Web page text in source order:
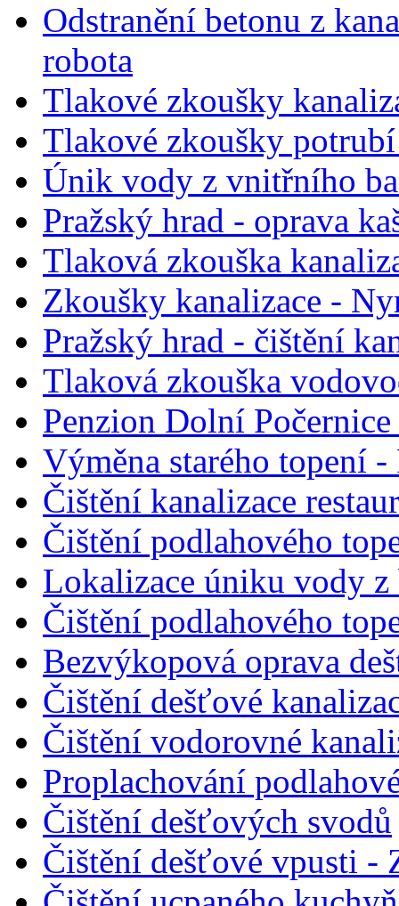
Odstranění betonu z
robota
Tlakové zkoušky
Tlakové zkoušky
Únik vody z vnitřního
Pražský hrad - oprava
Tlaková zkouška
Zkoušky kanalizace -
Pražský hrad - čištění
Tlaková zkouška
Penzion Dolní
Výměna starého topení -
Čištění kanalizace
Čištění podlahového
Lokalizace úniku vody z
Čištění podlahového
Bezvýkopová oprava
Čištění dešťové
Čištění vodorovné
Proplachování
Čištění dešťových svodů
Čištění dešťové vpusti -